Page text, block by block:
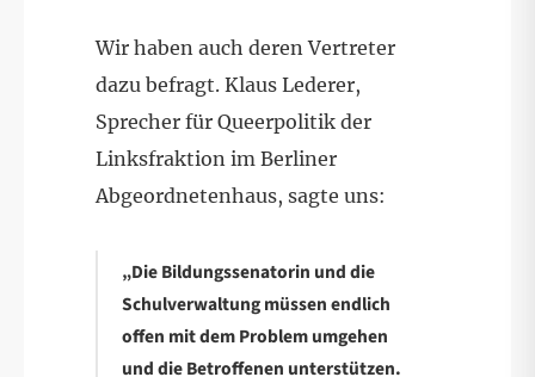
Wir haben auch deren Vertreter
dazu befragt. Klaus Lederer,
Sprecher für Queerpolitik der
Linksfraktion im Berliner
Abgeordnetenhaus, sagte uns:
„Die Bildungssenatorin und die
Schulverwaltung müssen endlich
offen mit dem Problem umgehen
und die Betroffenen unterstützen.